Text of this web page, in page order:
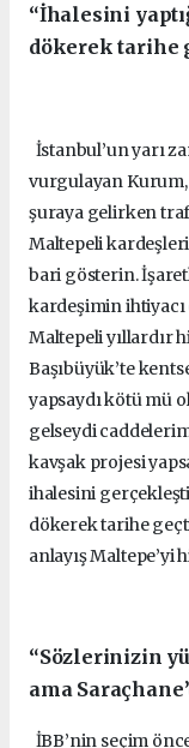
“İhalesini
dökerek tarihe
İstanbul’un yarı
vurgulayan Kurum,
şuraya gelirken
Maltepeli
bari gösterin.
kardeşimin ihtiyacı
Maltepeli yıllardır
Başıbüyük’te
yapsaydı kötü mü
gelseydi
kavşak projesi
ihalesini
dökerek tarihe
anlayış
“Sözlerinizin
ama
İBB’nin seçim